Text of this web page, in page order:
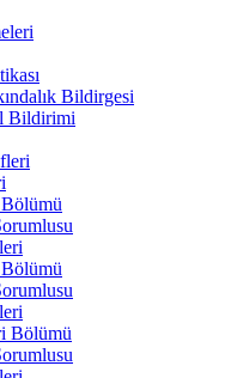
Bildirgesi
Bildirimi
Bölümü